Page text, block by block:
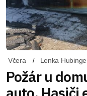
Včera Lenka
Požár u